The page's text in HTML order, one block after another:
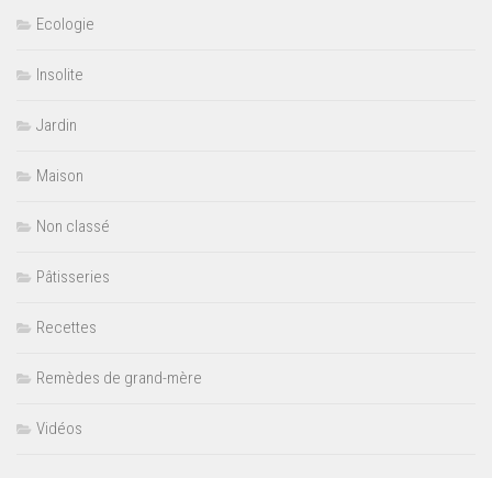
Ecologie
Insolite
Jardin
Maison
Non classé
Pâtisseries
Recettes
Remèdes de grand-mère
Vidéos